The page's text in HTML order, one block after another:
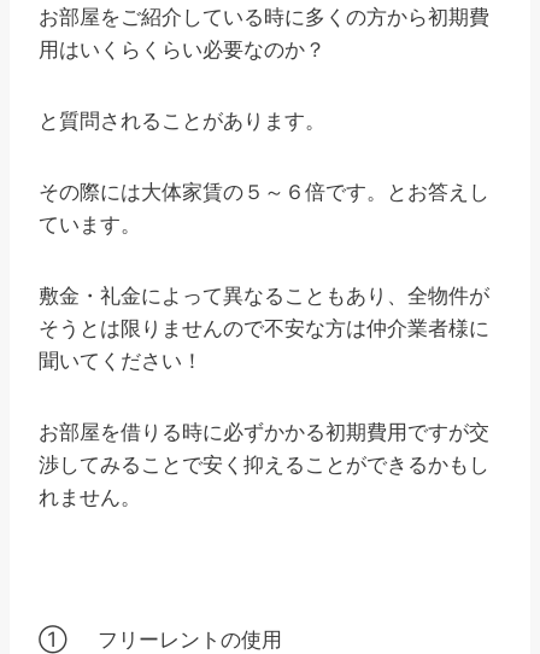
お部屋をご紹介している時に多くの方から初期費
用はいくらくらい必要なのか？
と質問されることがあります。
その際には大体家賃の５～６倍です。とお答えし
ています。
敷金・礼金によって異なることもあり、全物件が
そうとは限りませんので不安な方は仲介業者様に
聞いてください！
お部屋を借りる時に必ずかかる初期費用ですが交
渉してみることで安く抑えることができるかもし
れません。
① フリーレントの使用